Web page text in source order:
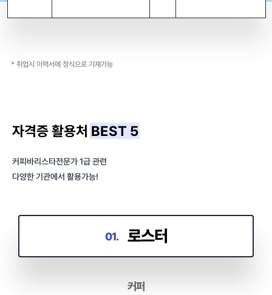
* 취업시 이력서에 정식으로 기재가능
자격증 활용처 BEST 5
커피바리스타전문가 1급 관련
다양한 기관에서 활용가능!
01. 로스터
커퍼